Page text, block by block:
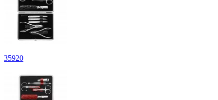
35920